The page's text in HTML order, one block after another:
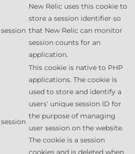
session
New Relic uses this cookie to
store a session identifier so
that New Relic can monitor
session counts for an
application.
session
This cookie is native to PHP
applications. The cookie is
used to store and identify a
users' unique session ID for
the purpose of managing
user session on the website.
The cookie is a session
cookies and is deleted when